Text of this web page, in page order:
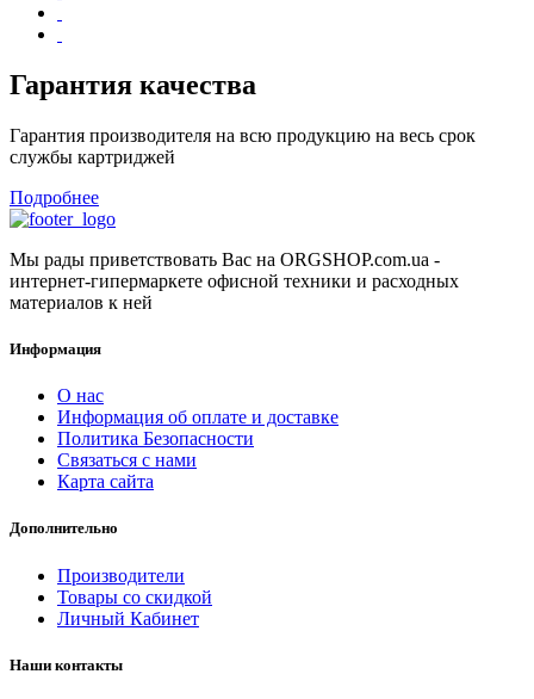
Гарантия качества
Гарантия производителя на всю продукцию на весь срок
службы картриджей
Подробнее
Мы рады приветствовать Вас на ORGSHOP.com.ua -
интернет-гипермаркете офисной техники и расходных
материалов к ней
Информация
О нас
Информация об оплате и доставке
Политика Безопасности
Связаться с нами
Карта сайта
Дополнительно
Производители
Товары со скидкой
Личный Кабинет
Наши контакты